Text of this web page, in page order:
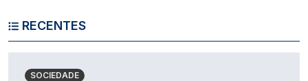
RECENTES
SOCIEDADE